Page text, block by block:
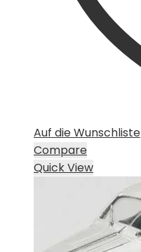
Auf die Wunschliste
Compare
Quick View